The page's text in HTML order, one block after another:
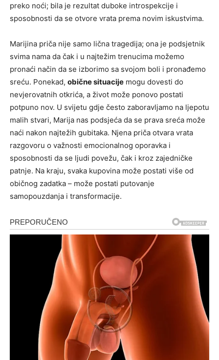
preko noći; bila je rezultat duboke introspekcije i
sposobnosti da se otvore vrata prema novim iskustvima.
Marijina priča nije samo lična tragedija; ona je podsjetnik
svima nama da čak i u najtežim trenucima možemo
pronaći način da se izborimo sa svojom boli i pronađemo
sreću. Ponekad, obične situacije mogu dovesti do
nevjerovatnih otkrića, a život može ponovo postati
potpuno nov. U svijetu gdje često zaboravljamo na ljepotu
malih stvari, Marija nas podsjeća da se prava sreća može
naći nakon najtežih gubitaka. Njena priča otvara vrata
razgovoru o važnosti emocionalnog oporavka i
sposobnosti da se ljudi povežu, čak i kroz zajedničke
patnje. Na kraju, svaka kupovina može postati više od
običnog zadatka – može postati putovanje
samopouzdanja i transformacije.